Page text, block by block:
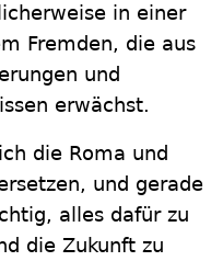
in einer
Fremden, die aus
und
erwächst.
die Roma und
und gerade
alles dafür zu
die Zukunft zu